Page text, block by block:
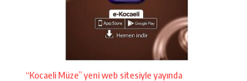
“Kocaeli Müze” yeni web sitesiyle yayında